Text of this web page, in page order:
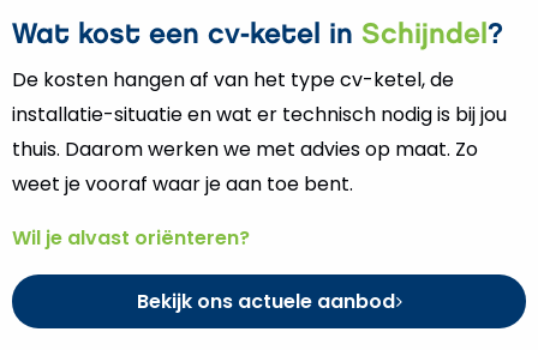
Wat kost een cv-ketel in Schijndel ?
De kosten hangen af van het type cv-ketel, de
installatie-situatie en wat er technisch nodig is bij jou
thuis. Daarom werken we met advies op maat. Zo
weet je vooraf waar je aan toe bent.
Wil je alvast oriënteren?
Bekijk ons actuele aanbod